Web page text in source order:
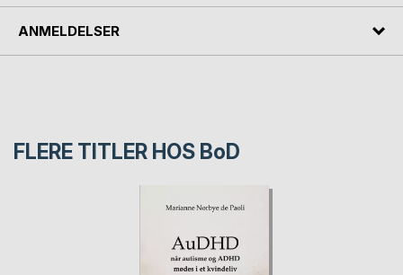
ANMELDELSER
FLERE TITLER HOS BoD